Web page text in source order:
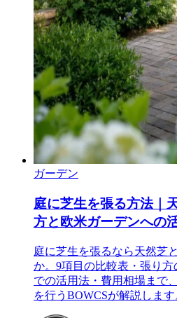
ガーデン
庭に芝生を張る方法｜
方と欧米ガーデンへの
庭に芝生を張るなら天然芝
か。9項目の比較表・張り
での活用法・費用相場まで
を行うBOWCSが解説します